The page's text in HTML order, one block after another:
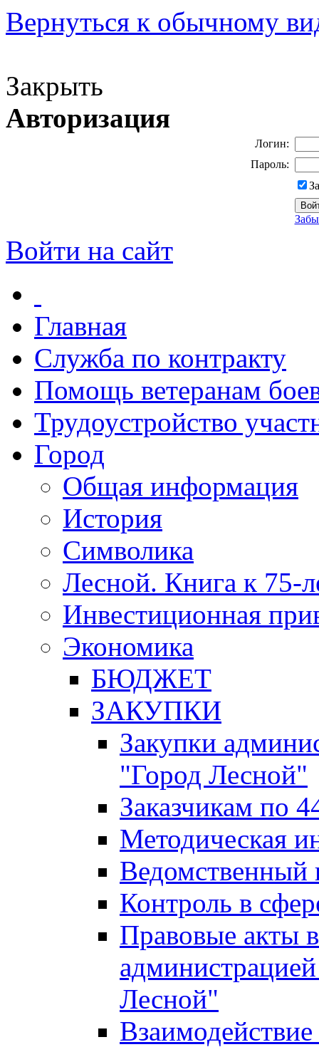
Вернуться к обычному
Закрыть
Авторизация
Логин:
Пароль:
Войти на сайт
Главная
Служба по контракту
Помощь ветеранам
Трудоустройство
Город
Общая информация
История
Символика
Лесной. Книга к 75-
Инвестиционная
Экономика
БЮДЖЕТ
ЗАКУПКИ
Закупки
"Город Лесной"
Заказчикам по
Методическая
Ведомственный
Контроль в
Правовые акты
Лесной"